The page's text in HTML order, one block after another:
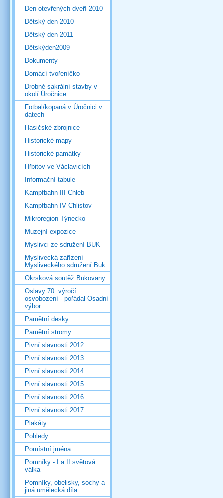
Den otevřených dveří 2010
Dětský den 2010
Dětský den 2011
Dětskýden2009
Dokumenty
Domácí tvořeníčko
Drobné sakrální stavby v
okolí Úročnice
Fotbal/kopaná v Úročnici v
datech
Hasičské zbrojnice
Historické mapy
Historické památky
Hřbitov ve Václavicích
Informační tabule
Kampfbahn III Chleb
Kampfbahn IV Chlistov
Mikroregion Týnecko
Muzejní expozice
Myslivci ze sdružení BUK
Myslivecká zařízení
Mysliveckého sdružení Buk
Okrsková soutěž Bukovany
Oslavy 70. výročí
osvobození - pořádal Osadní
výbor
Pamětní desky
Pamětní stromy
Pivní slavnosti 2012
Pivní slavnosti 2013
Pivní slavnosti 2014
Pivní slavnosti 2015
Pivní slavnosti 2016
Pivní slavnosti 2017
Plakáty
Pohledy
Pomístní jména
Pomníky - I a II světová
válka
Pomníky, obelisky, sochy a
jiná umělecká díla